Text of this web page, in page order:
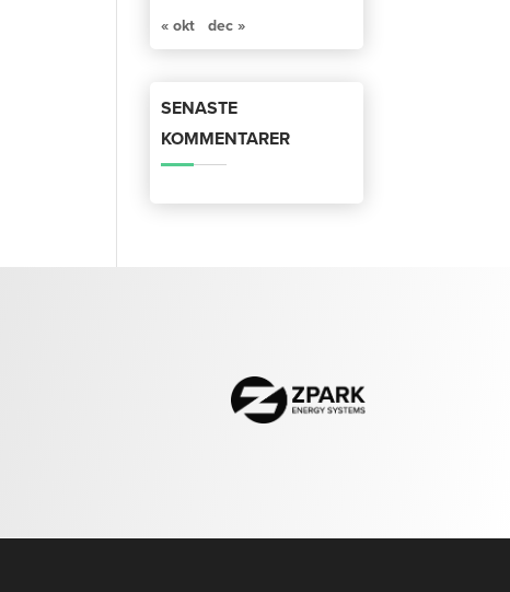
« okt dec »
SENASTE
KOMMENTARER